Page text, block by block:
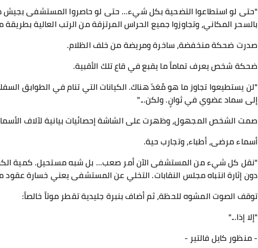
"حتى لو استطاعوا التضحية بكل شيء... حتى لو حاصروا المستشفى بجيش
بالسحر المكاني، وتجاوزوا جميع الحراس المرتزقة من الرتب العالية
​صدرت ضحكة منخفضة، ساخرة ومريضة من خلف الظلام.
ضحكة شخص يعرف تماماً ما يقبع في قاع تلك الأقبية.
​"لن يستطيعوا تجاوز ما هو مُعَدّ هناك. الكيانات التي تنام في الطوابق
إلى سماد عضوي في ثوانٍ. ولكن..."
​صمت الشخص المجهول، وظهرت على الشاشة إحصائيات بيانية لآلاف
أسماء مرضى، أطباء، وتجارب حية.
​"نقل كل شيء من المستشفى الآن أمر صعب... بل شبه مستحيل. كمية
دون إثارة انتباه مجلس النقابات. التخلي عن المستشفى يعني خسارة عقود
​توقف الصوت المشوه للحظة، ثم أضاف بنبرة جليدية تقطر موتاً خالصاً:
"إلا إذا..."
- ​منظور كايل فالتير -